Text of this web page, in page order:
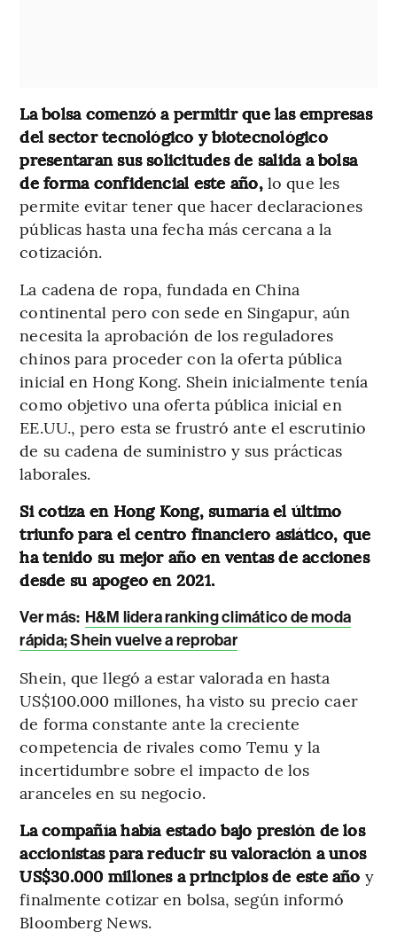
La bolsa comenzó a permitir que las empresas
del sector tecnológico y biotecnológico
presentaran sus solicitudes de salida a bolsa
de forma confidencial este año,lo que les
permite evitar tener que hacer declaraciones
públicas hasta una fecha más cercana a la
cotización.
La cadena de ropa, fundada en China
continental pero con sede en Singapur, aún
necesita la aprobación de los reguladores
chinos para proceder con la oferta pública
inicial en Hong Kong. Shein inicialmente tenía
como objetivo una oferta pública inicial en
EE.UU., pero esta se frustró ante el escrutinio
de su cadena de suministro y sus prácticas
laborales.
Si cotiza en Hong Kong, sumaría el último
triunfo para el centro financiero asiático, que
ha tenido su mejor año en ventas de acciones
desde su apogeo en 2021.
Ver más: H&M lidera ranking climático de moda
rápida; Shein vuelve a reprobar
Shein, que llegó a estar valorada en hasta
US$100.000 millones, ha visto su precio caer
de forma constante ante la creciente
competencia de rivales como Temu y la
incertidumbre sobre el impacto de los
aranceles en su negocio.
La compañía había estado bajo presión de los
accionistas para reducir su valoración a unos
US$30.000 millones a principios de este año y
finalmente cotizar en bolsa, según informó
Bloomberg News.